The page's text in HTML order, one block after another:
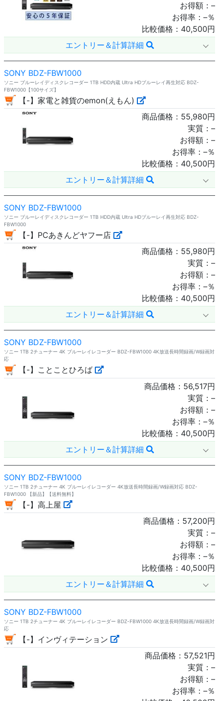
お得額： –
お得率： –％
比較価格： 40,500円
エントリー＆計算詳細
SONY BDZ-FBW1000
ソニー ブルーレイディスクレコーダー 1TB HDD内蔵 Ultra HDブルーレイ再生対応 BDZ-
FBW1000【100サイズ】
【-】家電と雑貨のemon(えもん)
商品価格： 55,980円
実質： –
お得額： –
お得率： –％
比較価格： 40,500円
エントリー＆計算詳細
SONY BDZ-FBW1000
ソニー ブルーレイディスクレコーダー 1TB HDD内蔵 Ultra HDブルーレイ再生対応 BDZ-
FBW1000
【-】PCあきんどヤフー店
商品価格： 55,980円
実質： –
お得額： –
お得率： –％
比較価格： 40,500円
エントリー＆計算詳細
SONY BDZ-FBW1000
ソニー 1TB 2チューナー 4K ブルーレイレコーダー BDZ-FBW1000 4K放送長時間録画/W録画対
応
【-】ことことひろば
商品価格： 56,517円
実質： –
お得額： –
お得率： –％
比較価格： 40,500円
エントリー＆計算詳細
SONY BDZ-FBW1000
ソニー 1TB 2チューナー 4K ブルーレイレコーダー 4K放送長時間録画/W録画対応 BDZ-
FBW1000 【新品】【送料無料】
【-】高上屋
商品価格： 57,200円
実質： –
お得額： –
お得率： –％
比較価格： 40,500円
エントリー＆計算詳細
SONY BDZ-FBW1000
ソニー 1TB 2チューナー 4K ブルーレイレコーダー BDZ-FBW1000 4K放送長時間録画/W録画対
応
【-】インヴィテーション
商品価格： 57,521円
実質： –
お得額： –
お得率： –％